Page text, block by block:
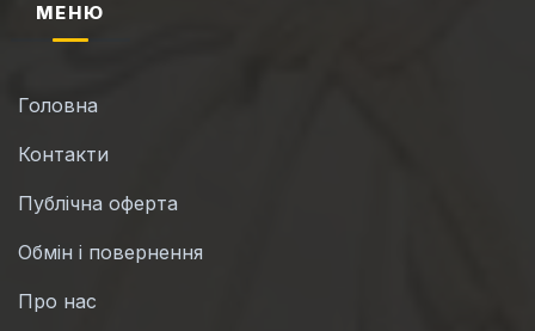
МЕНЮ
Головна
Контакти
Публічна оферта
Обмін і повернення
Про нас